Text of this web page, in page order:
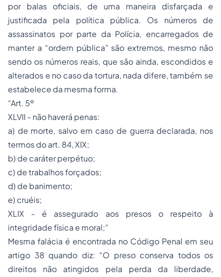
por balas oficiais, de uma maneira disfarçada e
justificada pela política pública. Os números de
assassinatos por parte da Polícia, encarregados de
manter a “ordem pública” são extremos, mesmo não
sendo os números reais, que são ainda, escondidos e
alterados e no caso da tortura, nada difere, também se
estabelece da mesma forma.
“Art. 5º
XLVII - não haverá penas:
a) de morte, salvo em caso de guerra declarada, nos
termos do art. 84, XIX;
b) de caráter perpétuo;
c) de trabalhos forçados;
d) de banimento;
e) cruéis;
XLIX - é assegurado aos presos o respeito à
integridade física e moral;”
Mesma falácia é encontrada no Código Penal em seu
artigo 38 quando diz: “O preso conserva todos os
direitos não atingidos pela perda da liberdade,